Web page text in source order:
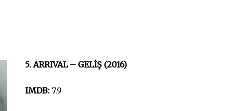
5. ARRIVAL – GELİŞ (2016)
IMDB: 7.9